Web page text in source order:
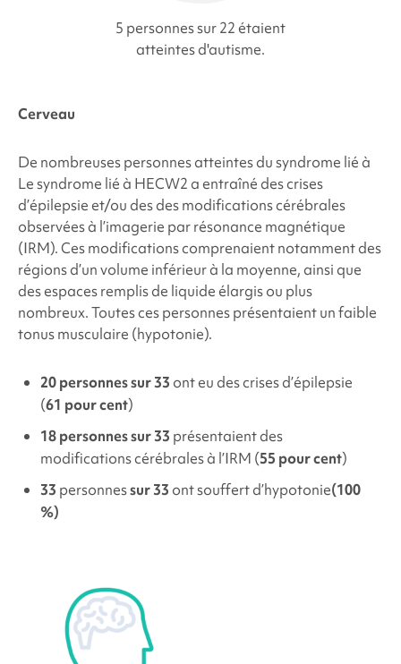
5 personnes sur 22 étaient
atteintes d'autisme.
Cerveau
De nombreuses personnes atteintes du syndrome lié à
Lesyndrome lié à HECW2 a entraîné des crises
d’épilepsie et/ou desdes modifications cérébrales
observées à l’imagerie par résonance magnétique
(IRM). Ces modifications comprenaient notamment des
régions d’un volume inférieur à la moyenne, ainsi que
des espaces remplis de liquide élargis ou plus
nombreux. Toutes ces personnes présentaient un faible
tonus musculaire (hypotonie).
20 personnes sur 33 ont eu des crises d’épilepsie
(61 pour cent)
18 personnes sur 33 présentaient des
modifications cérébrales à l’IRM (55 pour cent)
33 personnessur 33 ont souffert d’hypotonie(100
%)